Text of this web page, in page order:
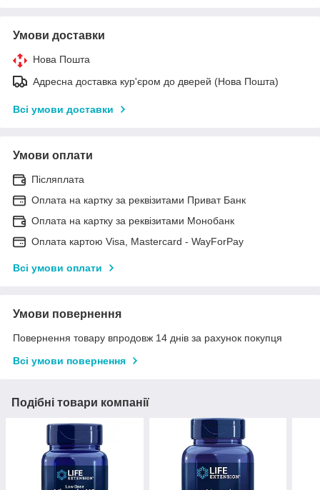
Умови доставки
Нова Пошта
Адресна доставка кур'єром до дверей (Нова Пошта)
Всі умови доставки
Умови оплати
Післяплата
Оплата на картку за реквізитами Приват Банк
Оплата на картку за реквізитами Монобанк
Оплата картою Visa, Mastercard - WayForPay
Всі умови оплати
Умови повернення
Повернення товару впродовж 14 днів за рахунок покупця
Всі умови повернення
Подібні товари компанії